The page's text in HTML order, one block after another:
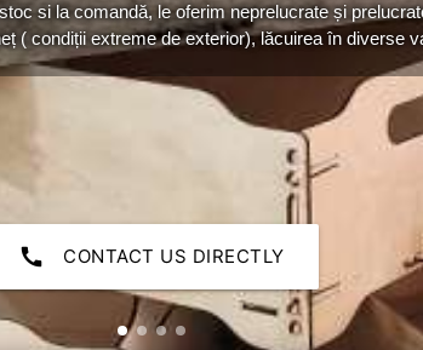
call CONTACT US DIRECTLY
si la comandă, le oferim neprelucrate și
( condiții extreme de exterior), lăcuirea în diverse